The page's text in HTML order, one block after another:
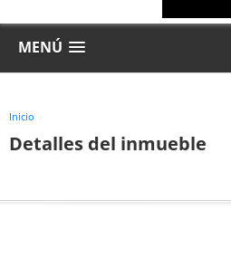
MENÚ
Inicio
Detalles del inmueble